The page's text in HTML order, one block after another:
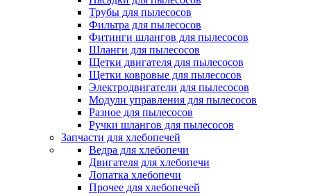
Трубы для пылесосов
Фильтра для пылесосов
Фитинги шлангов для пылесосов
Шланги для пылесосов
Щетки двигателя для пылесосов
Щетки ковровые для пылесосов
Электродвигатели для пылесосов
Модули управления для пылесосов
Разное для пылесосов
Ручки шлангов для пылесосов
Запчасти для хлебопечей
Ведра для хлебопечи
Двигателя для хлебопечи
Лопатка хлебопечи
Прочее для хлебопечей